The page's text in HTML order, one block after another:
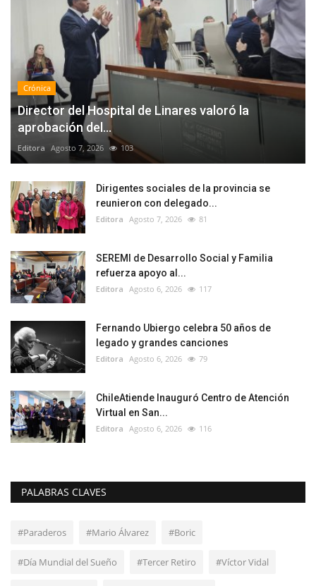
Crónica
Director del Hospital de Linares valoró la
aprobación del...
Editora Agosto 7, 2026 103
Dirigentes sociales de la provincia se
reunieron con delegado...
Editora Agosto 7, 2026 81
SEREMI de Desarrollo Social y Familia
refuerza apoyo al...
Editora Agosto 6, 2026 117
Fernando Ubiergo celebra 50 años de
legado y grandes canciones
Editora Agosto 6, 2026 79
ChileAtiende Inauguró Centro de Atención
Virtual en San...
Editora Agosto 6, 2026 116
PALABRAS CLAVES
#Paraderos #Mario Álvarez #Boric
#Día Mundial del Sueño #Tercer Retiro #Víctor Vidal